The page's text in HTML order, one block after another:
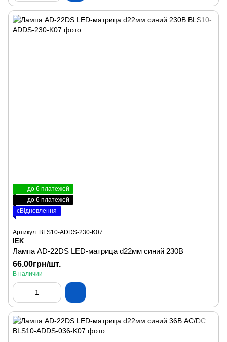
до 6 платежей
до 6 платежей
єВідновлення
Артикул: BLS10-ADDS-230-K07
IEK
Лампа AD-22DS LED-матрица d22мм синий 230B
66.00грн/шт.
В наличии